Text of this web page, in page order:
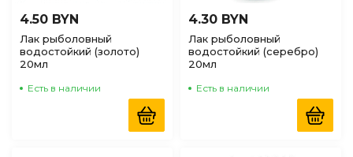
4.50 BYN
Лак рыболовный
водостойкий (золото)
20мл
Есть в наличии
4.30 BYN
Лак рыболовный
водостойкий (серебро)
20мл
Есть в наличии